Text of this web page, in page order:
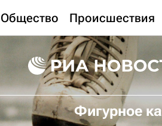
Общество Происшествия
Фигурное